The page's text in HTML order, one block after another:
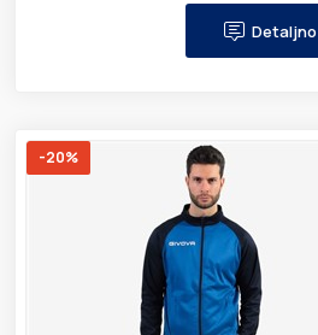
Detaljno
-20%